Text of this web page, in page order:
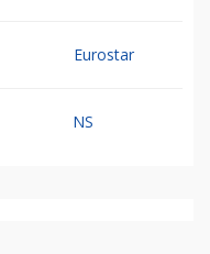
Eurostar
NS